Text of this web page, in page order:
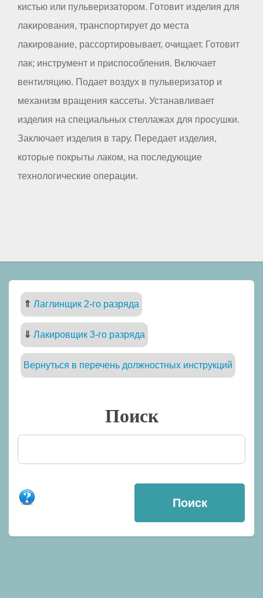
кистью или пульверизатором. Готовит изделия для
лакирования, транспортирует до места
лакирование, рассортировывает, очищает. Готовит
лак; инструмент и приспособления. Включает
вентиляцию. Подает воздух в пульверизатор и
механизм вращения кассеты. Устанавливает
изделия на специальных стеллажах для просушки.
Заключает изделия в тару. Передает изделия,
которые покрыты лаком, на последующие
технологические операции.
⇑ Лаглинщик 2-го разряда
⇓ Лакировщик 3-го разряда
Вернуться в перечень должностных инструкций
Поиск